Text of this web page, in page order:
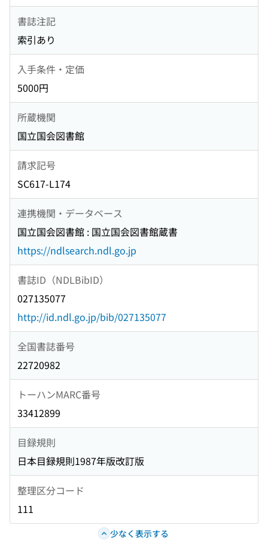
書誌注記
索引あり
入手条件・定価
5000円
所蔵機関
国立国会図書館
請求記号
SC617-L174
連携機関・データベース
国立国会図書館 : 国立国会図書館蔵書
https://ndlsearch.ndl.go.jp
書誌ID（NDLBibID）
027135077
http://id.ndl.go.jp/bib/027135077
全国書誌番号
22720982
トーハンMARC番号
33412899
目録規則
日本目録規則1987年版改訂版
整理区分コード
111
少なく表示する